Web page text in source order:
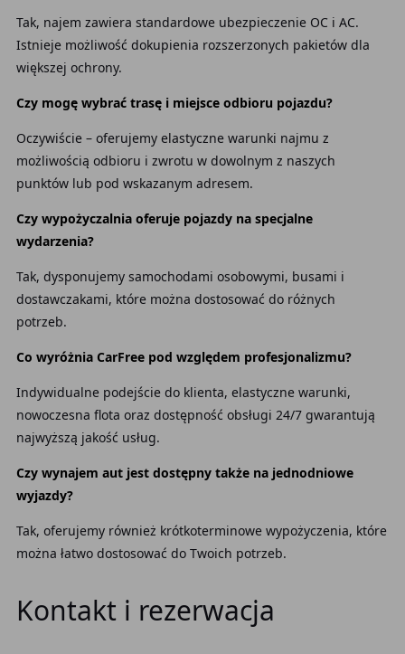
Tak, najem zawiera standardowe ubezpieczenie OC i AC.
Istnieje możliwość dokupienia rozszerzonych pakietów dla
większej ochrony.
Czy mogę wybrać trasę i miejsce odbioru pojazdu?
Oczywiście – oferujemy elastyczne warunki najmu z
możliwością odbioru i zwrotu w dowolnym z naszych
punktów lub pod wskazanym adresem.
Czy wypożyczalnia oferuje pojazdy na specjalne
wydarzenia?
Tak, dysponujemy samochodami osobowymi, busami i
dostawczakami, które można dostosować do różnych
potrzeb.
Co wyróżnia CarFree pod względem profesjonalizmu?
Indywidualne podejście do klienta, elastyczne warunki,
nowoczesna flota oraz dostępność obsługi 24/7 gwarantują
najwyższą jakość usług.
Czy wynajem aut jest dostępny także na jednodniowe
wyjazdy?
Tak, oferujemy również krótkoterminowe wypożyczenia, które
można łatwo dostosować do Twoich potrzeb.
Kontakt i rezerwacja